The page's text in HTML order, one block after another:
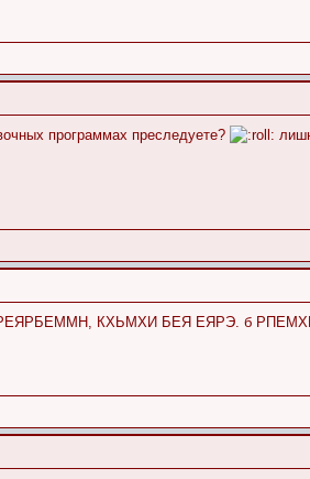
программах преследуете?
КХЬМХИ БЕЯ ЕЯРЭ. б